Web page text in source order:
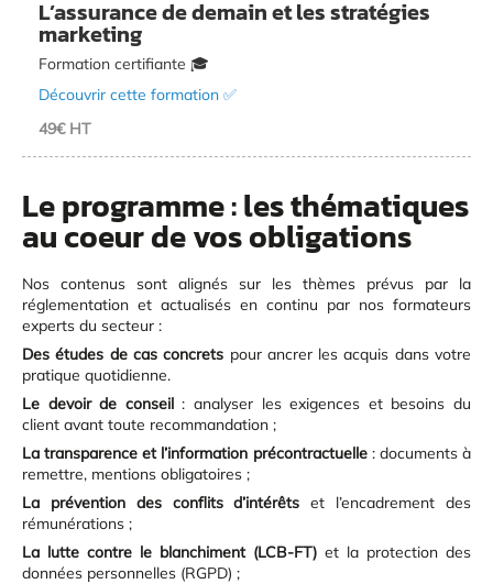
L’assurance de demain et les stratégies
marketing
Formation certifiante 🎓
Découvrir cette formation ✅
49€ HT
Le programme : les thématiques
au coeur de vos obligations
Nos contenus sont alignés sur les thèmes prévus par la
réglementation et actualisés en continu par nos formateurs
experts du secteur :
Des études de cas concrets pour ancrer les acquis dans votre
pratique quotidienne.
Le devoir de conseil: analyser les exigences et besoins du
client avant toute recommandation ;
La transparence et l’information précontractuelle: documents à
remettre, mentions obligatoires ;
La prévention des conflits d’intérêts et l’encadrement des
rémunérations ;
La lutte contre le blanchiment (LCB-FT) et la protection des
données personnelles (RGPD) ;